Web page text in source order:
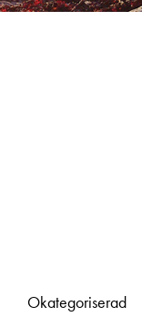
Okategoriserad